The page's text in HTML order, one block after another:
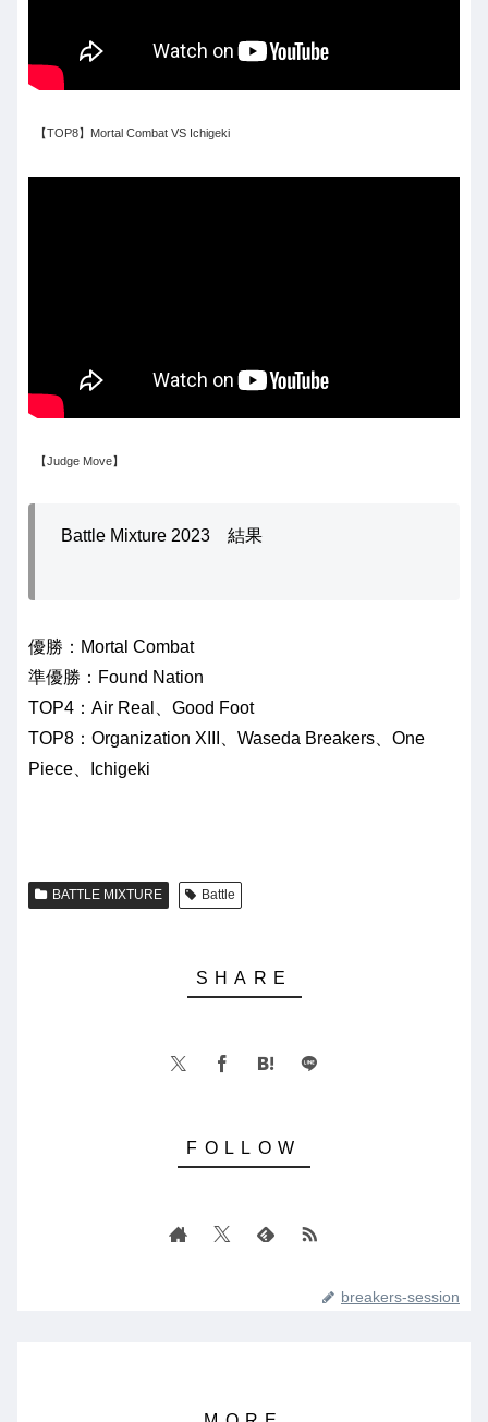
【TOP8】Mortal Combat VS Ichigeki
【Judge Move】
Battle Mixture 2023 結果
優勝：Mortal Combat
準優勝：Found Nation
TOP4：Air Real、Good Foot
TOP8：Organization XIII、Waseda Breakers、One
Piece、Ichigeki
BATTLE MIXTURE Battle
breakers-session